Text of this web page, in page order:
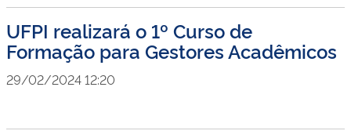
UFPI realizará o 1º Curso de
Formação para Gestores Acadêmicos
29/02/2024 12:20